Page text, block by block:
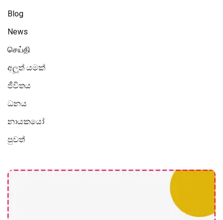
Blog
News
செய்தி
අලූත් යමක්
ජීවිතය
ධනය
නායකයෝ
පුවත්